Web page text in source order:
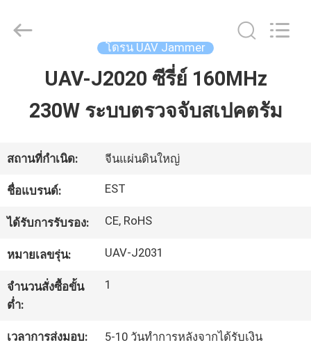
วิดีโอ
เรา
EASTLONGE
ELECTRONICS(HK)
โดรน UAV Jammer
UAV-J2020 ซีรี่ย์ 160MHz
230W ระบบตรวจจับสเปคตรัม
สถานที่กำเนิด: จีนแผ่นดินใหญ่
ชื่อแบรนด์: EST
ได้รับการรับรอง: CE, RoHS
หมายเลขรุ่น: UAV-J2031
จำนวนสั่งซื้อขั้น
ต่ำ:
1
เวลาการส่งมอบ: 5-10 วันทำการหลังจากได้รับเงิน